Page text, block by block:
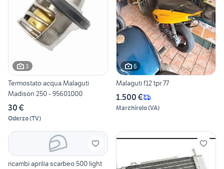
3
Termostato acqua Malaguti
Madison 250 - 95601000
30 €
Oderzo(TV)
6
Malaguti f12 tpr 77
1.500 €
Marchirolo(VA)
ricambi aprilia scarbeo 500 light